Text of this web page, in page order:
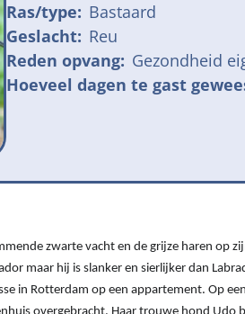
Ras/type: Bastaard
Geslacht: Reu
Reden opvang: Gezondheid
Hoeveel dagen te gast
zwarte vacht en de grijze haren op
maar hij is slanker en sierlijker dan
in Rotterdam op een appartement. Op